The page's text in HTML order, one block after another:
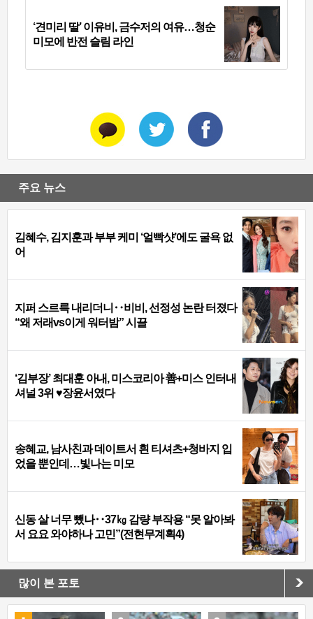
‘견미리 딸’ 이유비, 금수저의 여유…청순
미모에 반전 슬림 라인
주요 뉴스
김혜수, 김지훈과 부부 케미 ‘얼빡샷’에도 굴욕 없
어
지퍼 스르륵 내리더니‥비비, 선정성 논란 터졌다
“왜 저래vs이게 워터밤” 시끌
‘김부장’ 최대훈 아내, 미스코리아 善+미스 인터내
셔널 3위 ♥장윤서였다
송혜교, 남사친과 데이트서 흰 티셔츠+청바지 입
었을 뿐인데…빛나는 미모
신동 살 너무 뺐나‥37㎏ 감량 부작용 “못 알아봐
서 요요 와야하나 고민”(전현무계획4)
많이 본 포토